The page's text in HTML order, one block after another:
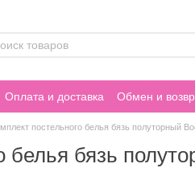
Оплата и доставка Обмен и
постельного белья бязь полуторный
белья бязь